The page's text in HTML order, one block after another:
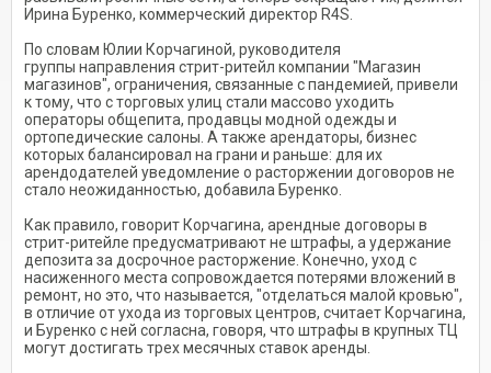
Ирина Буренко, коммерческий директор R4S.
По словам Юлии Корчагиной, руководителя
группы направления стрит-ритейл компании "Магазин
магазинов", ограничения, связанные с пандемией, привели
к тому, что с торговых улиц стали массово уходить
операторы общепита, продавцы модной одежды и
ортопедические салоны. А также арендаторы, бизнес
которых балансировал на грани и раньше: для их
арендодателей уведомление о расторжении договоров не
стало неожиданностью, добавила Буренко.
Как правило, говорит Корчагина, арендные договоры в
стрит-ритейле предусматривают не штрафы, а удержание
депозита за досрочное расторжение. Конечно, уход с
насиженного места сопровождается потерями вложений в
ремонт, но это, что называется, "отделаться малой кровью",
в отличие от ухода из торговых центров, считает Корчагина,
и Буренко с ней согласна, говоря, что штрафы в крупных ТЦ
могут достигать трех месячных ставок аренды.